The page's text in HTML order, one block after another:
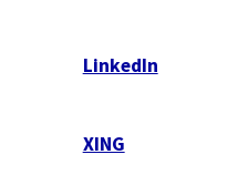
LinkedIn
XING